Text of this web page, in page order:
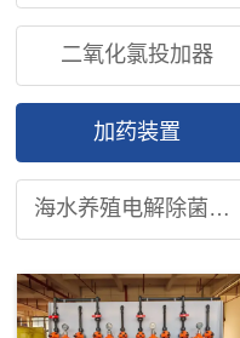
二氧化氯投加器
加药装置
海水养殖电解除菌装置